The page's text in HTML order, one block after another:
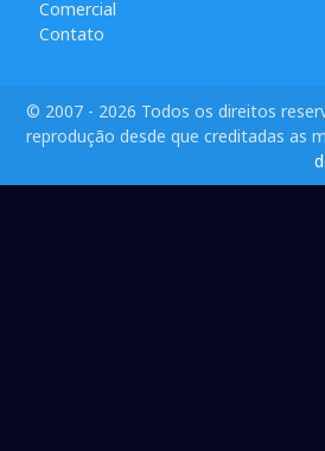
Comercial
Contato
© 2007 - 2026 Todos os direitos
reprodução desde que creditadas as